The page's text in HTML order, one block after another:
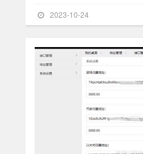
2023-10-24